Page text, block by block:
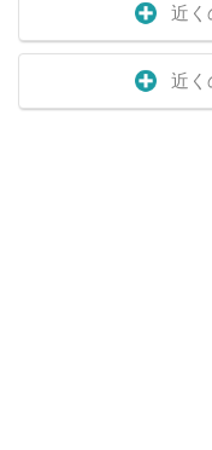
近く
近く